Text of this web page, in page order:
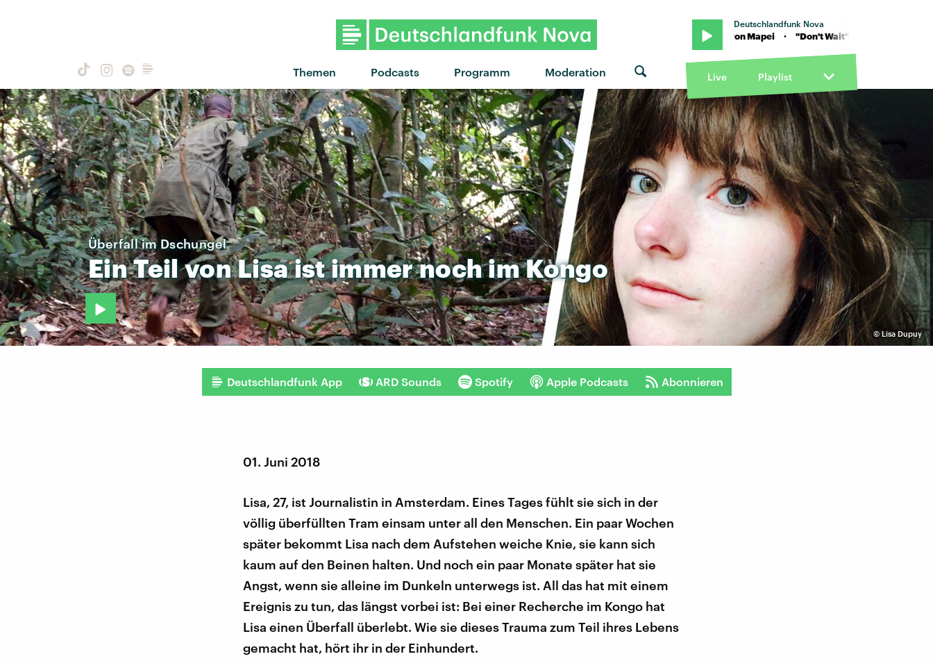
Themen Podcasts Programm Moderation
Deutschlandfunk Nova
"Don't Wait" von Mapei · "Don't Wait" von Mapei · "Don't Wait" von Mapei
Live Playlist
© Lisa Dupuy
Überfall im Dschungel
EinTeilvonLisaistimmernochimKongo
Deutschlandfunk App ARD Sounds Spotify Apple Podcasts Abonnieren
01. Juni 2018
Lisa, 27, ist Journalistin in Amsterdam. Eines Tages fühlt sie sich in der
völlig überfüllten Tram einsam unter all den Menschen. Ein paar Wochen
später bekommt Lisa nach dem Aufstehen weiche Knie, sie kann sich
kaum auf den Beinen halten. Und noch ein paar Monate später hat sie
Angst, wenn sie alleine im Dunkeln unterwegs ist. All das hat mit einem
Ereignis zu tun, das längst vorbei ist: Bei einer Recherche im Kongo hat
Lisa einen Überfall überlebt. Wie sie dieses Trauma zum Teil ihres Lebens
gemacht hat, hört ihr in der Einhundert.